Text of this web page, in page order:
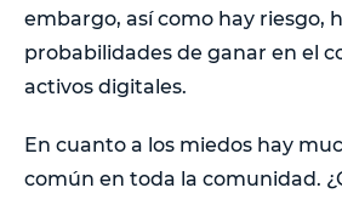
embargo, así como hay riesgo,
probabilidades de ganar en el
activos digitales.
En cuanto a los miedos hay
común en toda la comunidad.